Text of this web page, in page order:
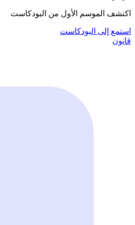
اكتشف الموسم الأول من البودكاست
استمع إلى البودكاست
قانون